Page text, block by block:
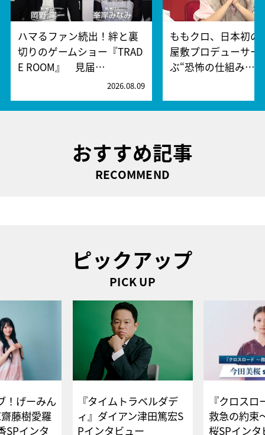
ハマるファン続出！絆と裏
切りのゲームショー『TRAD
E ROOM』 見届…
2026.08.09
ももクロ、日本初の
屋敷プロデューサー
ぶ“恐怖の仕組み…
おすすめ記事
RECOMMEND
ピックアップ
PICK UP
！げーみん
藤樹愛羅
SPインタ
『タイムトラベルダデ
ィ』ダイアン津田篤宏S
Pインタビュー
『クロス
救急の約束
桜SPイ